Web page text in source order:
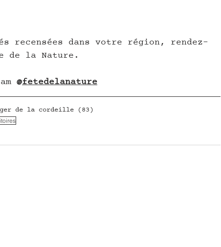
recensées dans votre région, rendez-
de la Nature.
@fetedelanature
de la cordeille (83)